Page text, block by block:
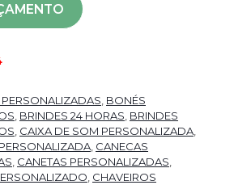
, BONÉS
, BRINDES 24 HORAS, BRINDES
, CAIXA DE SOM PERSONALIZADA,
, CANECAS
, CANETAS PERSONALIZADAS,
, CHAVEIROS